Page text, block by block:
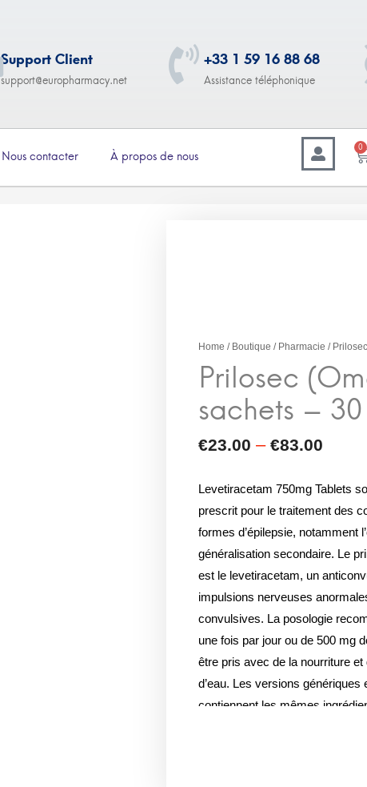
Support Client
support@europharmacy.net
+33 1 59 16 88 68
Assistance téléphonique
Nous contacter À propos de nous
0
Home / Boutique / Pharmacie /
sachets – 30 pièces
Levetiracetam 750mg Tablets
prescrit pour le traitement des
formes d’épilepsie, notamment
généralisation secondaire. Le
est le levetiracetam, un
impulsions nerveuses
convulsives. La posologie
une fois par jour ou de 500 mg
être pris avec de la nourriture
d’eau. Les versions
contiennent les mêmes